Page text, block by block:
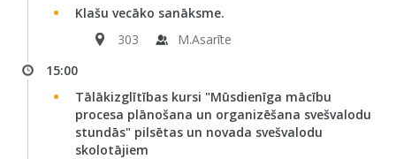
Klašu vecāko sanāksme.
303
M.Asarīte
15:00
Tālākizglītības kursi "Mūsdienīga mācību
procesa plānošana un organizēšana svešvalodu
stundās" pilsētas un novada svešvalodu
skolotājiem